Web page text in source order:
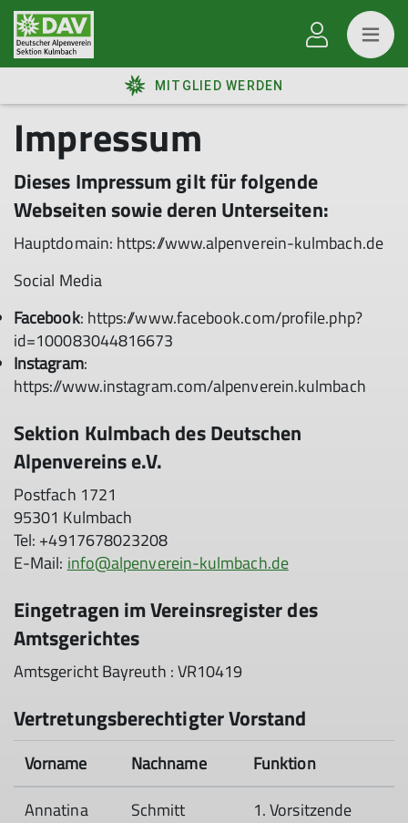
MITGLIED WERDEN
Impressum
Dieses Impressum gilt für folgende
Webseiten sowie deren Unterseiten:
Hauptdomain: https://www.alpenverein-kulmbach.de
Social Media
Facebook: https://www.facebook.com/profile.php?
id=100083044816673
Instagram:
https://www.instagram.com/alpenverein.kulmbach
Sektion Kulmbach des Deutschen
Alpenvereins e.V.
Postfach 1721
95301 Kulmbach
Tel: +4917678023208
E-Mail: info@alpenverein-kulmbach.de
Eingetragen im Vereinsregister des
Amtsgerichtes
Amtsgericht Bayreuth : VR10419
Vertretungsberechtigter Vorstand
Vorname Nachname
Funktion
Annatina
Schmitt 1. Vorsitzende